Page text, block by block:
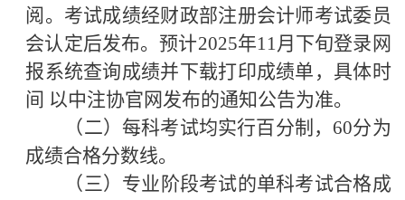
阅。考试成绩经财政部注册会计师考试委员
会认定后发布。预计2025年11月下旬登录网
报系统查询成绩并下载打印成绩单， 具体时
间 以中注协官网发布的通知公告为准。
（二）每科考试均实行百分制， 60分为
成绩合格分数线。
（三）专业阶段考试的单科考试合格成